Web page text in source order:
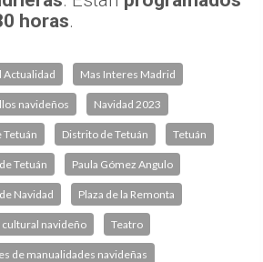
horas.
Actualidad Mas Interes Madrid
navideños Navidad 2023
Tetuán Distrito de Tetuán Tetuán
Tetuán Paula Gómez Angulo
Navidad Plaza de la Remonta
cultural navideño Teatro
de manualidades navideñas